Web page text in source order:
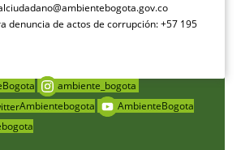
denuncia de actos de corrupción: +57 195
ambiente_bogota
Ambientebogota
AmbienteBogota